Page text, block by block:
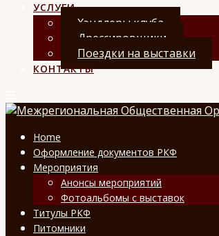
УСЛУГИ
Хэндлеры клуба
Дрессировщики
Поездки на выставки
КОНТАКТЫ
Home
Оформление документов РКФ
Мероприятия
Анонсы мероприятий
Фотоальбомы с выставок
Титулы РКФ
Питомники